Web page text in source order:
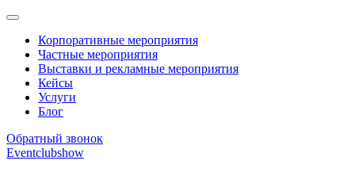
Корпоративные мероприятия
Частные мероприятия
Выставки и рекламные мероприятия
Кейсы
Услуги
Блог
Обратный звонок
Eventclubshow